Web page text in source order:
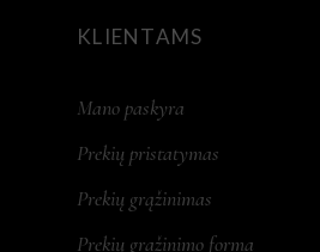
KLIENTAMS
Mano paskyra
Prekių pristatymas
Prekių grąžinimas
Prekių gražinimo forma